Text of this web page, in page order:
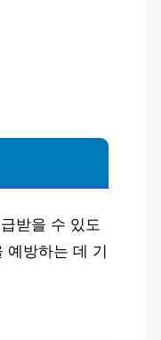
받을 수 있도
예방하는 데 기